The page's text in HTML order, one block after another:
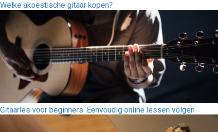
Welke akoestische gitaar kopen?
Gitaarles voor beginners. Eenvoudig online lessen volgen